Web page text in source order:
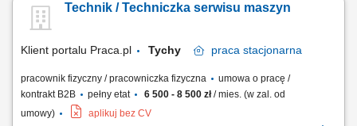
mechanical components; Installation of machine parts according to
technical drawings; Mechanical fitting and assembly work; Assembly of
Technik / Techniczka serwisu maszyn
Klient portalu Praca.pl Tychy praca stacjonarna
pracownik fizyczny / pracowniczka fizyczna
umowa o pracę /
kontrakt B2B
pełny etat 6 500 - 8 500 zł/ mies. (w zal. od
umowy)
aplikuj bez CV